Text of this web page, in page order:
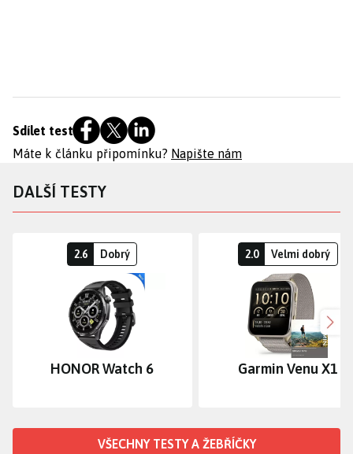
Sdílet test
Máte k článku připomínku? Napište nám
DALŠÍ TESTY
2.6 Dobrý
HONOR Watch 6
2.0 Velmi dobrý
Garmin Venu X1
VŠECHNY TESTY A ŽEBŘÍČKY